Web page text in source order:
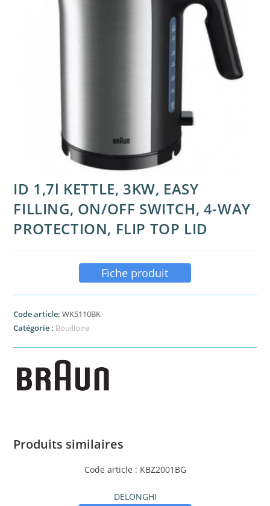
ID 1,7l KETTLE, 3KW, EASY
FILLING, ON/OFF SWITCH, 4-WAY
PROTECTION, FLIP TOP LID
Fiche produit
Code article:WK5110BK
Catégorie : Bouilloire
Produits similaires
Code article : KBZ2001BG
DELONGHI